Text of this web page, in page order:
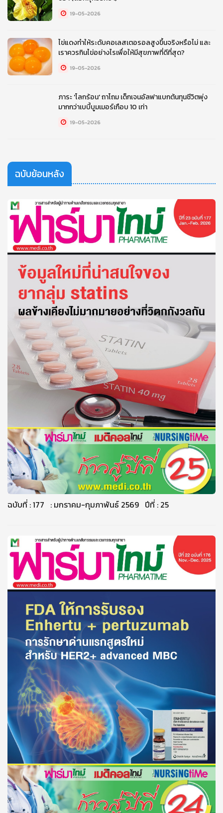
19-05-2026
ไข่แดงทำให้ระดับคอเลสเตอรอลสูงขึ้นจริงหรือไม่ และ
เราควรกินไข่อย่างไรเพื่อให้มีสุขภาพที่ดีที่สุด?
19-05-2026
ภาระ 'โลกร้อน' ถาโถม เด็กเจนอัลฟาแบกต้นทุนชีวิตพุ่ง
มากกว่าเบบี้บูมเมอร์เกือบ 10 เท่า
19-05-2026
ฉบับย้อนหลัง
ฉบับที่ : 177 : มกราคม-กุมภาพันธ์ 2569 ปีที่ : 25